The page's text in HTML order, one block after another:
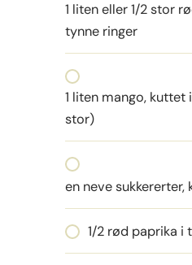
1 liten eller 1/2 stor
tynne ringer
1 liten mango, kuttet
stor)
en neve sukkererter,
1/2 rød paprika i